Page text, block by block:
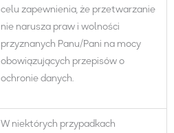
celu zapewnienia, że ​​przetwarzanie
nie narusza praw i wolności
przyznanych Panu/Pani na mocy
obowiązujących przepisów o
ochronie danych.
W niektórych przypadkach